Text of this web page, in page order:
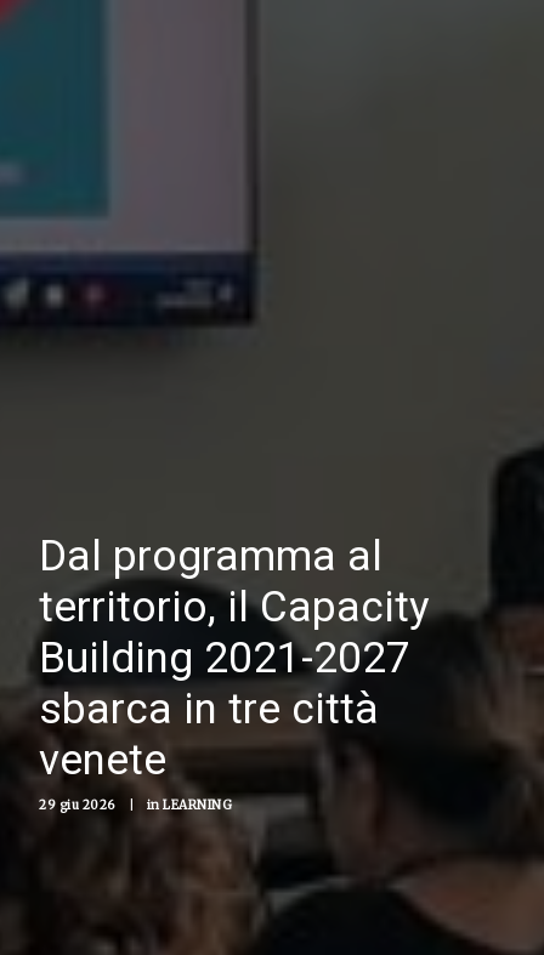
Dal programma al
territorio, il Capacity
Building 2021-2027
sbarca in tre città
venete
29 giu 2026 in LEARNING